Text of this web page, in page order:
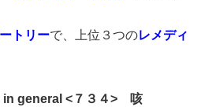
トリーで、上位３つのレメディ
general <７３４> 咳